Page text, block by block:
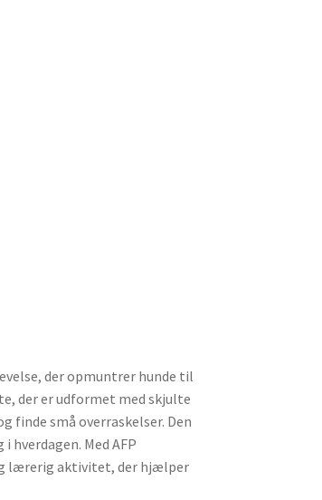
der opmuntrer hunde til
der er udformet med skjulte
finde små overraskelser. Den
Med AFP
lærerig aktivitet, der hjælper